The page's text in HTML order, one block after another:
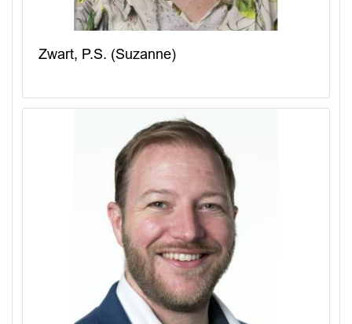
Zwart, P.S. (Suzanne)